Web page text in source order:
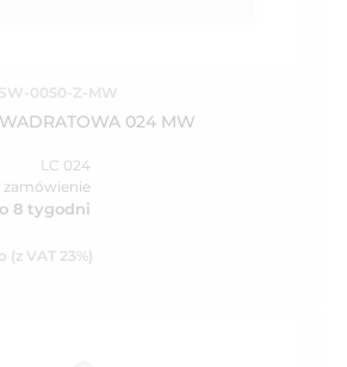
0050-Z-MW
024 MW
LC 024
zamówienie
8 tygodni
(z VAT 23%)